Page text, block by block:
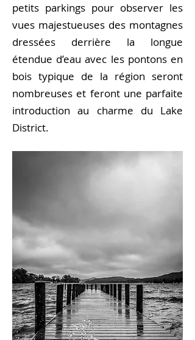
petits parkings pour observer les
vues majestueuses des montagnes
dressées derrière la longue
étendue d’eau avec les pontons en
bois typique de la région seront
nombreuses et feront une parfaite
introduction au charme du Lake
District.